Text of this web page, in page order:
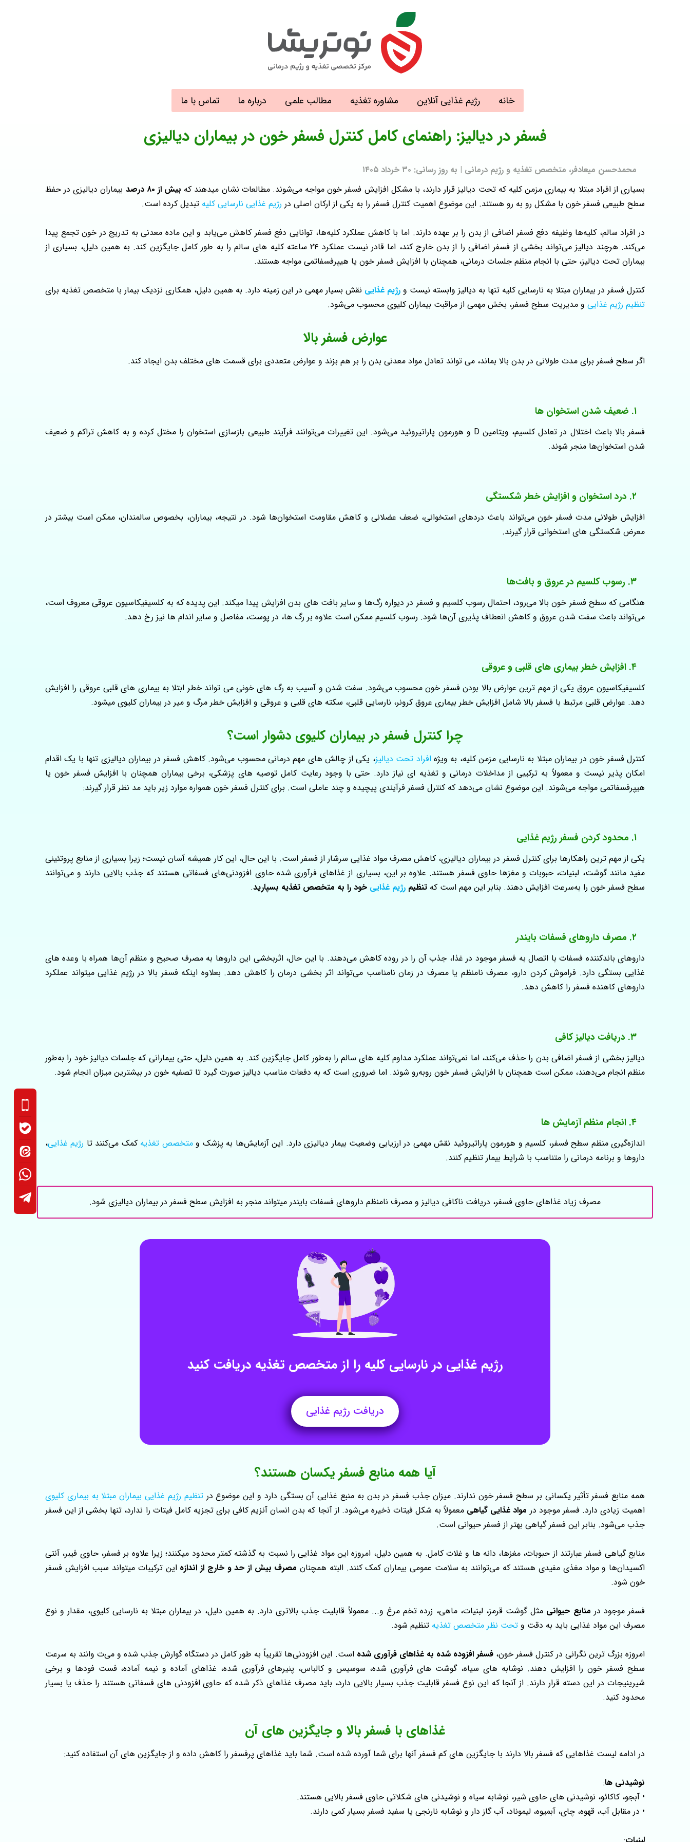
خانه رژیم غذایی آنلاین مشاوره تغذیه مطالب علمی درباره ما تماس با ما
فسفر در دیالیز: راهنمای کامل کنترل فسفر خون در بیماران دیالیزی
محمدحسن میعادفر، متخصص تغذیه و رژیم درمانی | به روز رسانی: ۳۰ خرداد ۱۴۰۵
بسیاری از افراد مبتلا به بیماری مزمن کلیه که تحت دیالیز قرار دارند، با مشکل افزایش فسفر خون مواجه می‌شوند. مطالعات نشان میدهند که بیش از ۸۰ درصد
بیماران دیالیزی در حفظ
سطح طبیعی فسفر خون با مشکل رو به‌ رو هستند. این موضوع اهمیت کنترل فسفر را به یکی از ارکان اصلی در رژیم غذایی نارسایی کلیه تبدیل کرده است.
در افراد سالم، کلیه‌ها وظیفه دفع فسفر اضافی از بدن را بر عهده دارند. اما با کاهش عملکرد کلیه‌ها، توانایی دفع فسفر کاهش می‌یابد و این ماده معدنی به‌ تدریج در خون تجمع پیدا
می‌کند. هرچند دیالیز می‌تواند بخشی از فسفر اضافی را از بدن خارج کند، اما قادر نیست عملکرد ۲۴ ساعته کلیه‌ های سالم را به‌ طور کامل جایگزین کند. به همین دلیل، بسیاری از
بیماران تحت دیالیز، حتی با انجام منظم جلسات درمانی، همچنان با افزایش فسفر خون یا هیپرفسفاتمی مواجه هستند.
کنترل فسفر در بیماران مبتلا به نارسایی کلیه تنها به دیالیز وابسته نیست و رژیم غذایی نقش بسیار مهمی در این زمینه دارد. به همین دلیل، همکاری نزدیک بیمار با متخصص تغذیه برای
تنظیم رژیم غذایی و مدیریت سطح فسفر، بخش مهمی از مراقبت بیماران کلیوی محسوب می‌شود.
عوارض فسفر بالا
اگر سطح فسفر برای مدت طولانی در بدن بالا بماند، می‌ تواند تعادل مواد معدنی بدن را بر هم بزند و عوارض متعددی برای قسمت های مختلف بدن ایجاد کند.
۱. ضعیف شدن استخوان‌ ها
فسفر بالا باعث اختلال در تعادل کلسیم، ویتامین D و هورمون پاراتیروئید می‌شود. این تغییرات می‌توانند فرآیند طبیعی بازسازی استخوان را مختل کرده و به کاهش تراکم و ضعیف
شدن استخوان‌ها منجر شوند.
۲. درد استخوان و افزایش خطر شکستگی
افزایش طولانی‌ مدت فسفر خون می‌تواند باعث دردهای استخوانی، ضعف عضلانی و کاهش مقاومت استخوان‌ها شود. در نتیجه، بیماران، بخصوص سالمندان، ممکن است بیشتر در
معرض شکستگی‌ های استخوانی قرار گیرند.
۳. رسوب کلسیم در عروق و بافت‌ها
هنگامی که سطح فسفر خون بالا می‌رود، احتمال رسوب کلسیم و فسفر در دیواره رگ‌ها و سایر بافت‌ های بدن افزایش پیدا میکند. این پدیده که به کلسیفیکاسیون عروقی معروف است،
می‌تواند باعث سفت شدن عروق و کاهش انعطاف‌ پذیری آن‌ها شود. رسوب کلسیم ممکن است علاوه بر رگ‌ ها، در پوست، مفاصل و سایر اندام‌ ها نیز رخ دهد.
۴. افزایش خطر بیماری‌ های قلبی و عروقی
کلسیفیکاسیون عروق یکی از مهم‌ ترین عوارض بالا بودن فسفر خون محسوب می‌شود. سفت شدن و آسیب به رگ‌ های خونی می‌ تواند خطر ابتلا به بیماری‌ های قلبی‌ عروقی را افزایش
دهد. عوارض قلبی مرتبط با فسفر بالا شامل افزایش خطر بیماری عروق کرونر، نارسایی قلبی، سکته‌ های قلبی و عروقی و افزایش خطر مرگ‌ و میر در بیماران کلیوی میشود.
چرا کنترل فسفر در بیماران کلیوی دشوار است؟
کنترل فسفر خون در بیماران مبتلا به نارسایی مزمن کلیه، به‌ ویژه افراد تحت دیالیز، یکی از چالش‌ های مهم درمانی محسوب می‌شود. کاهش فسفر در بیماران دیالیزی تنها با یک اقدام
امکان‌ پذیر نیست و معمولاً به ترکیبی از مداخلات درمانی و تغذیه‌ ای نیاز دارد. حتی با وجود رعایت کامل توصیه‌ های پزشکی، برخی بیماران همچنان با افزایش فسفر خون یا
هیپرفسفاتمی مواجه می‌شوند. این موضوع نشان می‌دهد که کنترل فسفر فرآیندی پیچیده و چند عاملی است. برای کنترل فسفر خون همواره موارد زیر باید مد نظر قرار گیرند:
۱. محدود کردن فسفر رژیم غذایی
یکی از مهم‌ ترین راهکارها برای کنترل فسفر در بیماران دیالیزی، کاهش مصرف مواد غذایی سرشار از فسفر است. با این حال، این کار همیشه آسان نیست؛ زیرا بسیاری از منابع پروتئینی
مفید مانند گوشت، لبنیات، حبوبات و مغزها حاوی فسفر هستند. علاوه بر این، بسیاری از غذاهای فرآوری‌ شده حاوی افزودنی‌های فسفاتی هستند که جذب بالایی دارند و می‌توانند
سطح فسفر خون را به‌سرعت افزایش دهند. بنابر این مهم است که تنظیم رژیم غذایی خود را به متخصص تغذیه بسپارید.
۲. مصرف داروهای فسفات بایندر
داروهای باندکننده فسفات با اتصال به فسفر موجود در غذا، جذب آن را در روده کاهش می‌دهند. با این حال، اثربخشی این داروها به مصرف صحیح و منظم آن‌ها همراه با وعده‌ های
غذایی بستگی دارد. فراموش کردن دارو، مصرف نامنظم یا مصرف در زمان نامناسب می‌تواند اثر بخشی درمان را کاهش دهد. بعلاوه اینکه فسفر بالا در رژیم غذایی میتواند عملکرد
داروهای کاهنده فسفر را کاهش دهد.
۳. دریافت دیالیز کافی
دیالیز بخشی از فسفر اضافی بدن را حذف می‌کند، اما نمی‌تواند عملکرد مداوم کلیه‌ های سالم را به‌طور کامل جایگزین کند. به همین دلیل، حتی بیمارانی که جلسات دیالیز خود را به‌طور
منظم انجام می‌دهند، ممکن است همچنان با افزایش فسفر خون روبه‌رو شوند. اما ضروری است که به دفعات مناسب دیالیز صورت گیرد تا تصفیه خون در بیشترین میزان انجام شود.
۴. انجام منظم آزمایش ها
اندازه‌گیری منظم سطح فسفر، کلسیم و هورمون پاراتیروئید نقش مهمی در ارزیابی وضعیت بیمار دیالیزی دارد. این آزمایش‌ها به پزشک ومتخصص تغذیه کمک می‌کنند تا رژیم غذایی،
داروها و برنامه درمانی را متناسب با شرایط بیمار تنظیم کنند.
مصرف زیاد غذاهای حاوی فسفر، دریافت ناکافی دیالیز و مصرف نامنظم داروهای فسفات بایندر میتواند منجر به افزایش سطح فسفر در بیماران دیالیزی شود.
رژیم غذایی در نارسایی کلیه را از متخصص تغذیه دریافت کنید
دریافت رژیم غذایی
آیا همه منابع فسفر یکسان هستند؟
همه منابع فسفر تأثیر یکسانی بر سطح فسفر خون ندارند. میزان جذب فسفر در بدن به منبع غذایی آن بستگی دارد و این موضوع درتنظیم رژیم غذایی بیماران مبتلا به بیماری کلیوی
اهمیت زیادی دارد. فسفر موجود در مواد غذایی گیاهی معمولاً به شکل فیتات ذخیره می‌شود. از آنجا که بدن انسان آنزیم کافی برای تجزیه کامل فیتات را ندارد، تنها بخشی از این فسفر
جذب می‌شود. بنابر این فسفر گیاهی بهتر از فسفر حیوانی است.
منابع گیاهی فسفر عبارتند از حبوبات، مغزها، دانه‌ ها و غلات کامل. به همین دلیل، امروزه این مواد غذایی را نسبت به گذشته کمتر محدود میکنند؛ زیرا علاوه بر فسفر، حاوی فیبر، آنتی‌
اکسیدان‌ها و مواد مغذی مفیدی هستند که می‌توانند به سلامت عمومی بیماران کمک کنند. البته همچنان مصرف بیش از حد و خارج از اندازه این ترکیبات میتواند سبب افزایش فسفر
خون شود.
فسفر موجود در منابع حیوانی مثل گوشت قرمز، لبنیات، ماهی، زرده تخم مرغ و... معمولاً قابلیت جذب بالاتری دارد. به همین دلیل، در بیماران مبتلا به نارسایی کلیوی، مقدار و نوع
مصرف این مواد غذایی باید به دقت و تحت نظر متخصص تغذیه تنظیم شود.
امروزه بزرگ‌ ترین نگرانی در کنترل فسفر خون، فسفر افزوده‌ شده به غذاهای فرآوری‌ شده است. این افزودنی‌ها تقریباً به‌ طور کامل در دستگاه گوارش جذب شده و می‌ت وانند به سرعت
سطح فسفر خون را افزایش دهند. نوشابه‌ های سیاه، گوشت‌ های فرآوری‌ شده، سوسیس و کالباس، پنیرهای فرآوری‌ شده، غذاهای آماده و نیمه‌ آماده، فست‌ فودها و برخی
شیرینیجات در این دسته قرار دارند. از آنجا که این نوع فسفر قابلیت جذب بسیار بالایی دارد، باید مصرف غذاهای ذکر شده که حاوی افزودنی‌ های فسفاتی هستند را حذف یا بسیار
محدود کنید.
غذاهای با فسفر بالا و جایگزین های آن
در ادامه لیست غذاهایی که فسفر بالا دارند با جایگزین های کم فسفر آنها برای شما آورده شده است. شما باید غذاهای پرفسفر را کاهش داده و از جایگزین های آن استفاده کنید:
نوشیدنی ها:
• آبجو، کاکائو، نوشیدنی های حاوی شیر، نوشابه سیاه و نوشیدنی های شکلاتی حاوی فسفر بالایی هستند.
• در مقابل آب، قهوه، چای، آبمیوه، لیموناد، آب گاز دار و نوشابه نارنجی یا سفید فسفر بسیار کمی دارند.